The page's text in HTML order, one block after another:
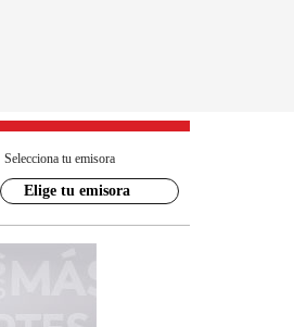
Selecciona tu emisora
Elige tu emisora